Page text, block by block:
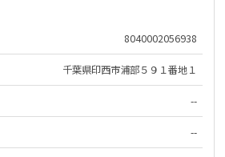
8040002056938
千葉県印西市浦部５９１番地１
--
--